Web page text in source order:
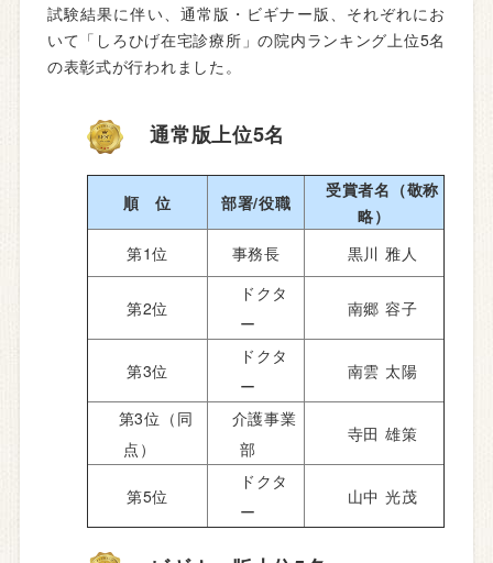
試験結果に伴い、通常版・ビギナー版、それぞれにお
いて「しろひげ在宅診療所」の院内ランキング上位5名
の表彰式が行われました。
通常版上位5名
順 位 部署/役職
受賞者名（敬称
略）
第1位
事務長 黒川 雅人
第2位
ドクタ
ー
南郷 容子
第3位
ドクタ
ー
南雲 太陽
第3位（同
点）
介護事業
部
寺田 雄策
第5位
ドクタ
ー
山中 光茂